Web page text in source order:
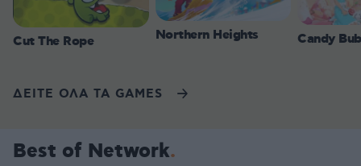
Cut The Rope Northern Heights Candy
ΔΕΙΤΕ ΟΛΑ ΤΑ GAMES
Best of Network